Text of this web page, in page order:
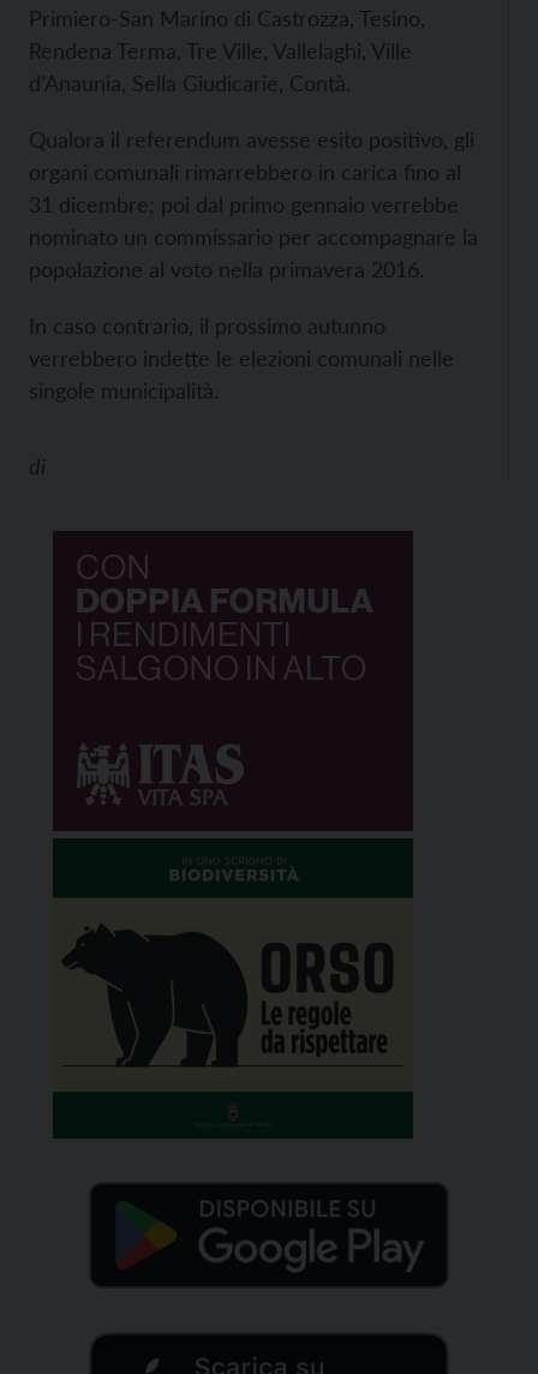
Primiero-San Marino di Castrozza, Tesino,
Rendena Terma, Tre Ville, Vallelaghi, Ville
d’Anaunia, Sella Giudicarie, Contà.
Qualora il referendum avesse esito positivo, gli
organi comunali rimarrebbero in carica fino al
31 dicembre; poi dal primo gennaio verrebbe
nominato un commissario per accompagnare la
popolazione al voto nella primavera 2016.
In caso contrario, il prossimo autunno
verrebbero indette le elezioni comunali nelle
singole municipalità.
di